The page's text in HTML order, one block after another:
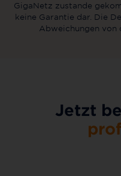
GigaNetz zustande
keine Garantie dar. Die
Abweichungen von
Jetzt